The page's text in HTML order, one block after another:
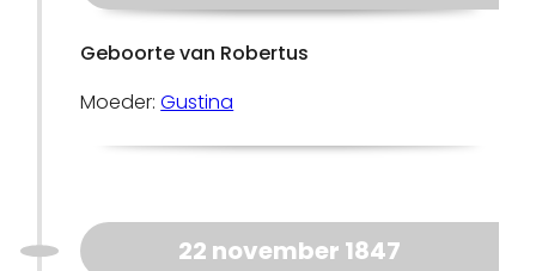
Geboorte van Robertus
Moeder:Gustina
22 november 1847